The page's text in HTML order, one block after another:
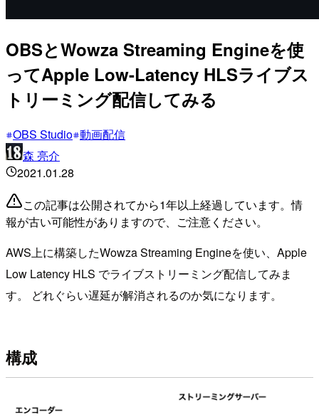
OBSとWowza Streaming Engineを使
ってApple Low-Latency HLSライブス
トリーミング配信してみる
OBS Studio 動画配信
森 亮介
2021.01.28
この記事は公開されてから1年以上経過しています。情
報が古い可能性がありますので、ご注意ください。
AWS上に構築したWowza Streaming Engineを使い、Apple
Low Latency HLS でライブストリーミング配信してみま
す。 どれぐらい遅延が解消されるのか気になります。
構成